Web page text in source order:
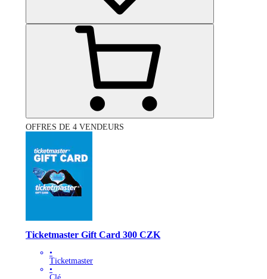
OFFRES DE 4 VENDEURS
Ticketmaster Gift Card 300 CZK
•
Ticketmaster
•